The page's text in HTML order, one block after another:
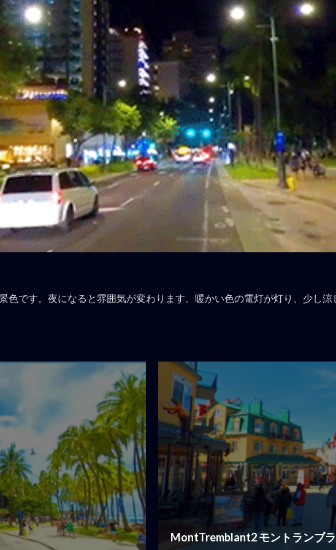
色です。夜になると雰囲気が変わります。暖かい色の電灯が灯り、少し
MontTremblant2 モントランブ